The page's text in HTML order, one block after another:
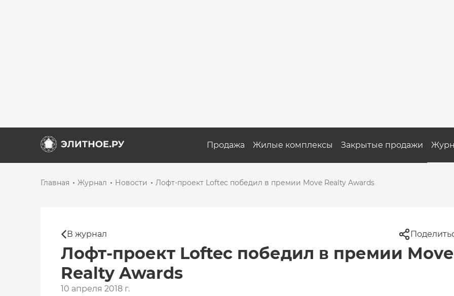
Продажа Жилые комплексы Закрытые продажи
Главная Журнал Новости Лофт-проект Loftec победил в премии Move Realty Awards
В журнал
Лофт-проект Loftec победил в премии Move
Realty Awards
10 апреля 2018 г.